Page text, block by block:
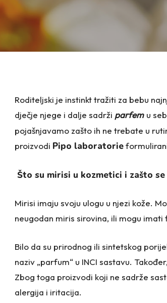
Roditeljski je instinkt tražiti za bebu
dječje njege i dalje sadrži parfem u
pojašnjavamo zašto ih ne trebate u
proizvodi Pipo laboratorie
Što su mirisi u kozmetici i zašto se
Mirisi imaju svoju ulogu u njezi kože.
neugodan miris sirovina, ili mogu
Bilo da su prirodnog ili sintetskog
naziv „parfum“ u INCI sastavu.
Zbog toga proizvodi koji ne sadrže
alergija i iritacija.
i ostvari10% popusta
toga šaljem ti i savjete u vezi
na povjerenju!
obradu osobnih podataka.